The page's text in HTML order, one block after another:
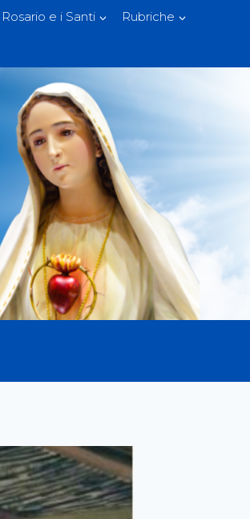
e i Santi Rubriche